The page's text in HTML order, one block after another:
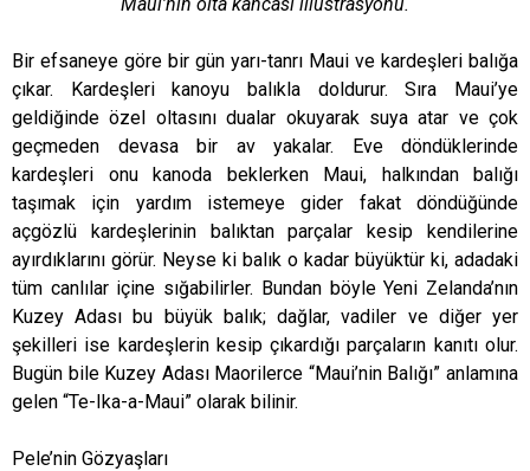
Bir efsaneye göre bir gün yarı-tanrı Maui ve kardeşleri balığa
çıkar. Kardeşleri kanoyu balıkla doldurur. Sıra Maui’ye
geldiğinde özel oltasını dualar okuyarak suya atar ve çok
geçmeden devasa bir av yakalar. Eve döndüklerinde
kardeşleri onu kanoda beklerken Maui, halkından balığı
taşımak için yardım istemeye gider fakat döndüğünde
açgözlü kardeşlerinin balıktan parçalar kesip kendilerine
ayırdıklarını görür. Neyse ki balık o kadar büyüktür ki, adadaki
tüm canlılar içine sığabilirler. Bundan böyle Yeni Zelanda’nın
Kuzey Adası bu büyük balık; dağlar, vadiler ve diğer yer
şekilleri ise kardeşlerin kesip çıkardığı parçaların kanıtı olur.
Bugün bile Kuzey Adası Maorilerce “Maui’nin Balığı” anlamına
gelen “Te-Ika-a-Maui” olarak bilinir.
Pele’nin Gözyaşları